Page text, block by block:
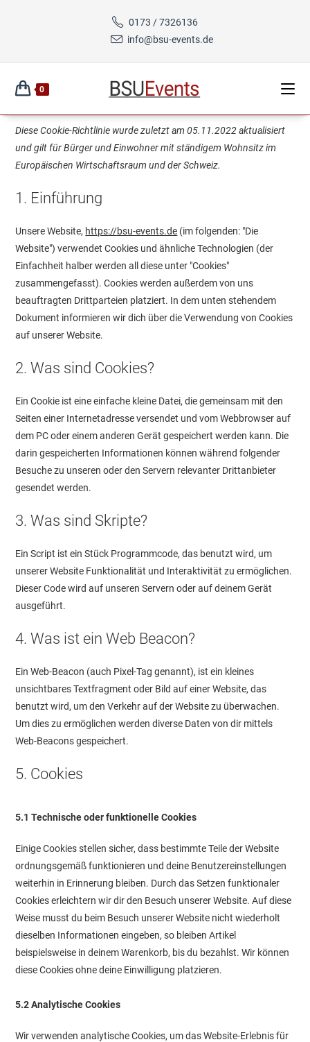
0173 / 7326136
info@bsu-events.de
0
Diese Cookie-Richtlinie wurde zuletzt am 05.11.2022 aktualisiert
und gilt für Bürger und Einwohner mit ständigem Wohnsitz im
Europäischen Wirtschaftsraum und der Schweiz.
1. Einführung
Unsere Website, https://bsu-events.de (im folgenden: "Die
Website") verwendet Cookies und ähnliche Technologien (der
Einfachheit halber werden all diese unter "Cookies"
zusammengefasst). Cookies werden außerdem von uns
beauftragten Drittparteien platziert. In dem unten stehendem
Dokument informieren wir dich über die Verwendung von Cookies
auf unserer Website.
2. Was sind Cookies?
Ein Cookie ist eine einfache kleine Datei, die gemeinsam mit den
Seiten einer Internetadresse versendet und vom Webbrowser auf
dem PC oder einem anderen Gerät gespeichert werden kann. Die
darin gespeicherten Informationen können während folgender
Besuche zu unseren oder den Servern relevanter Drittanbieter
gesendet werden.
3. Was sind Skripte?
Ein Script ist ein Stück Programmcode, das benutzt wird, um
unserer Website Funktionalität und Interaktivität zu ermöglichen.
Dieser Code wird auf unseren Servern oder auf deinem Gerät
ausgeführt.
4. Was ist ein Web Beacon?
Ein Web-Beacon (auch Pixel-Tag genannt), ist ein kleines
unsichtbares Textfragment oder Bild auf einer Website, das
benutzt wird, um den Verkehr auf der Website zu überwachen.
Um dies zu ermöglichen werden diverse Daten von dir mittels
Web-Beacons gespeichert.
5. Cookies
5.1 Technische oder funktionelle Cookies
Einige Cookies stellen sicher, dass bestimmte Teile der Website
ordnungsgemäß funktionieren und deine Benutzereinstellungen
weiterhin in Erinnerung bleiben. Durch das Setzen funktionaler
Cookies erleichtern wir dir den Besuch unserer Website. Auf diese
Weise musst du beim Besuch unserer Website nicht wiederholt
dieselben Informationen eingeben, so bleiben Artikel
beispielsweise in deinem Warenkorb, bis du bezahlst. Wir können
diese Cookies ohne deine Einwilligung platzieren.
5.2 Analytische Cookies
Wir verwenden analytische Cookies, um das Website-Erlebnis für